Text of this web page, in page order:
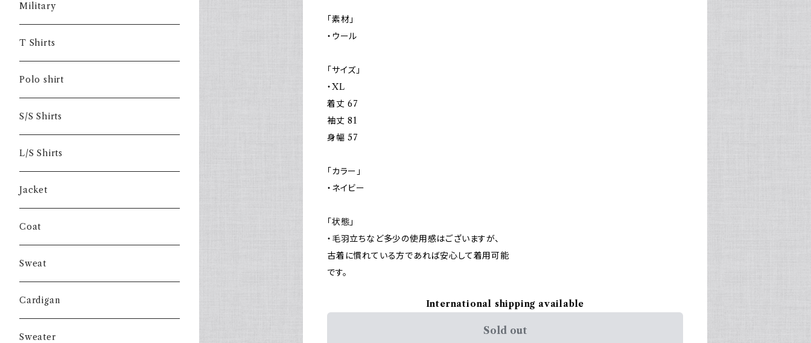
「素材」
・ウール
「サイズ」
・XL
着丈 67
袖丈 81
身幅 57
「カラー」
・ネイビー
「状態」
・毛羽立ちなど多少の使用感はございますが、
古着に慣れている方であれば安心して着用可能
です。
International shipping available
Sold out
Military
T Shirts
Polo shirt
S/S Shirts
L/S Shirts
Jacket
Coat
Sweat
Cardigan
Sweater